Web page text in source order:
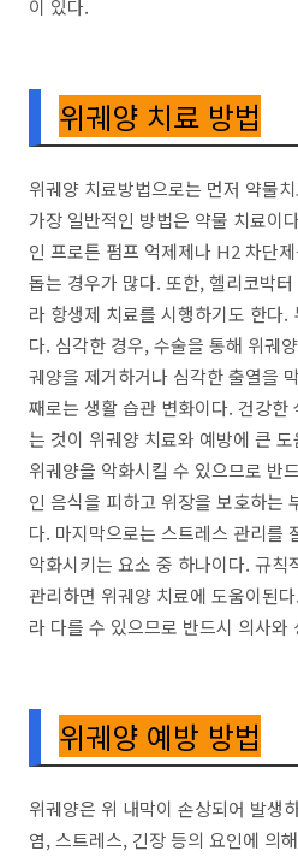
이 있다.
위궤양 치료 방법
위궤양 치료방법으로는 먼저 약물
가장 일반적인 방법은 약물 치료이
인 프로튼 펌프 억제제나 H2 차단
돕는 경우가 많다. 또한, 헬리코박
라 항생제 치료를 시행하기도 한다.
다. 심각한 경우, 수술을 통해 위궤
궤양을 제거하거나 심각한 출열을
째로는 생활 습관 변화이다. 건강한
는 것이 위궤양 치료와 예방에 큰
위궤양을 악화시킬 수 있으므로 반
인 음식을 피하고 위장을 보호하는
다. 마지막으로는 스트레스 관리를
악화시키는 요소 중 하나이다. 규칙
관리하면 위궤양 치료에 도움이된
라 다를 수 있으므로 반드시 의사와
위궤양 예방 방법
위궤양은 위 내막이 손상되어 발생
염, 스트레스, 긴장 등의 요인에 의